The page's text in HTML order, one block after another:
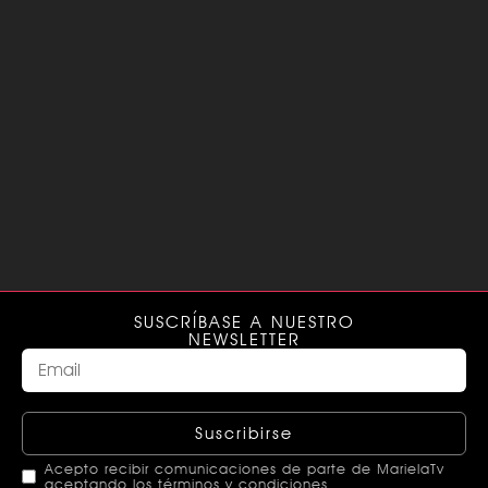
SUSCRÍBASE A NUESTRO
NEWSLETTER
Suscribirse
Acepto recibir comunicaciones de parte de MarielaTv
aceptando los términos y condiciones